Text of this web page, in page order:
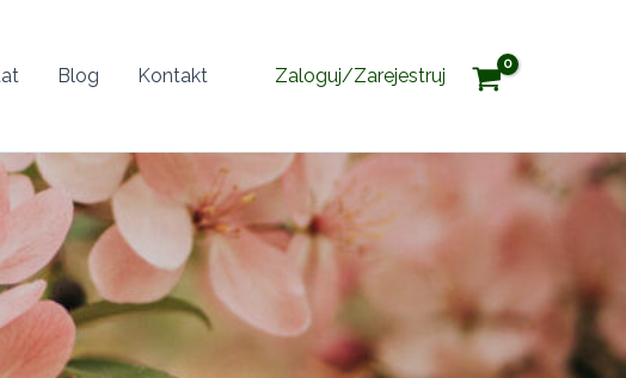
Blog Kontakt Zaloguj/Zarejestruj